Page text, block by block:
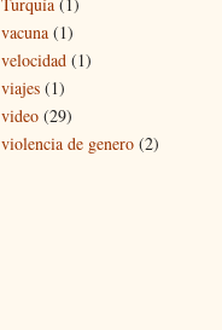
vacuna (1)
velocidad (1)
viajes (1)
video (29)
violencia de genero (2)